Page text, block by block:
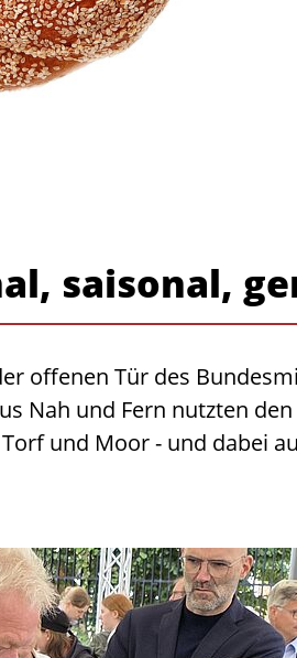
saisonal,
offenen Tür des
Nah und Fern nutzten
und Moor - und dabei